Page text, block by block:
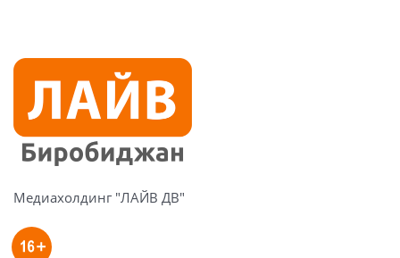
Медиахолдинг "ЛАЙВ ДВ"